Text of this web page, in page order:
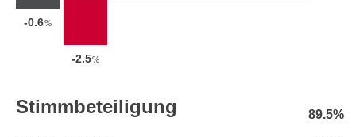
-0.6%
-2.5%
Stimmbeteiligung 89.5%